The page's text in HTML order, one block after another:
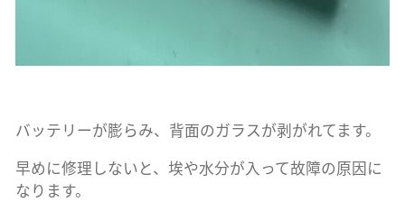
バッテリーが膨らみ、背面のガラスが剥がれてます。
早めに修理しないと、埃や水分が入って故障の原因に
なります。